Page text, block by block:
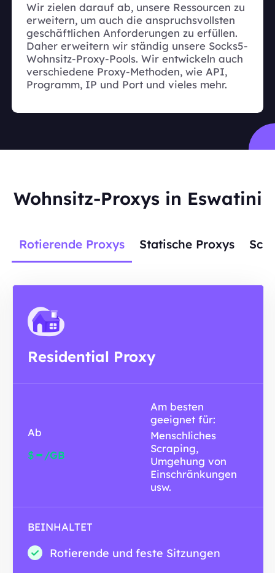
Wir zielen darauf ab, unsere Ressourcen zu
erweitern, um auch die anspruchsvollsten
geschäftlichen Anforderungen zu erfüllen.
Daher erweitern wir ständig unsere Socks5-
Wohnsitz-Proxy-Pools. Wir entwickeln auch
verschiedene Proxy-Methoden, wie API,
Programm, IP und Port und vieles mehr.
Wohnsitz-Proxys in Eswatini
Rotierende Proxys Statische Proxys
Residential Proxy
Ab
$- /GB
Am besten
geeignet für:
Menschliches
Scraping,
Umgehung von
Einschränkungen
usw.
BEINHALTET
Rotierende und feste Sitzungen